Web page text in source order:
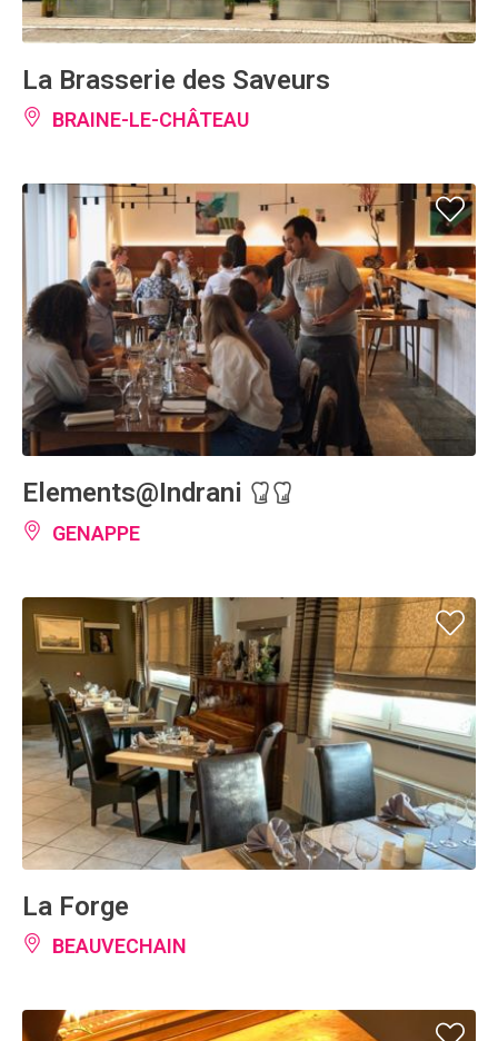
La Brasserie des Saveurs
BRAINE-LE-CHÂTEAU
Elements@Indrani
GENAPPE
La Forge
BEAUVECHAIN